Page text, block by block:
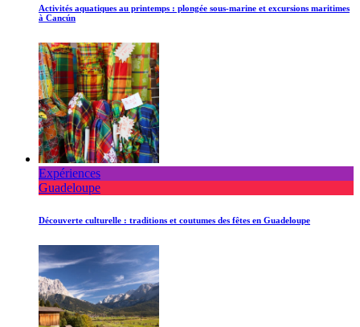
Activités aquatiques au printemps : plongée sous-marine et excursions maritimes
à Cancún
Expériences
Guadeloupe
Découverte culturelle : traditions et coutumes des fêtes en Guadeloupe